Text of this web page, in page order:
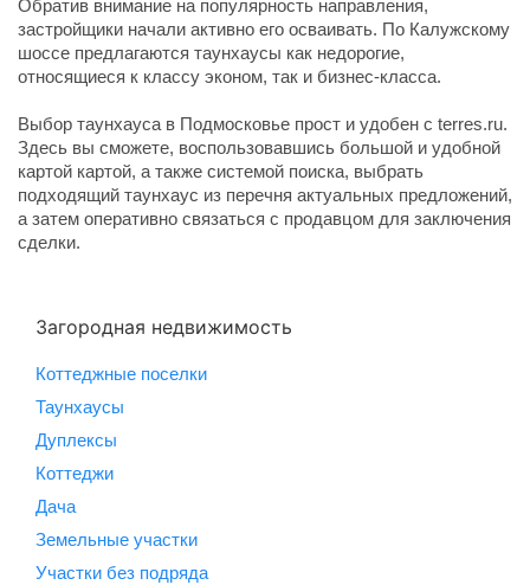
Обратив внимание на популярность направления,
застройщики начали активно его осваивать. По Калужскому
шоссе предлагаются таунхаусы как недорогие,
относящиеся к классу эконом, так и бизнес-класса.
Выбор таунхауса в Подмосковье прост и удобен с terres.ru.
Здесь вы сможете, воспользовавшись большой и удобной
картой картой, а также системой поиска, выбрать
подходящий таунхаус из перечня актуальных предложений,
а затем оперативно связаться с продавцом для заключения
сделки.
Загородная недвижимость
Коттеджные поселки
Таунхаусы
Дуплексы
Коттеджи
Дача
Земельные участки
Участки без подряда